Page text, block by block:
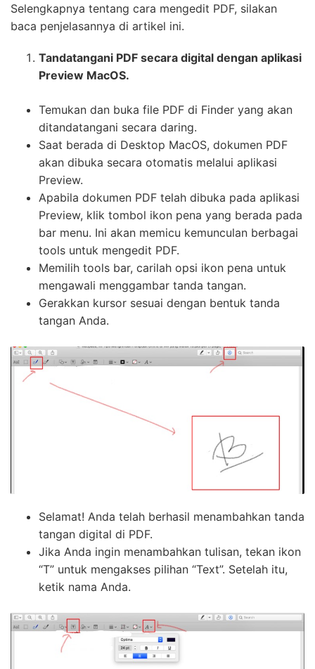
Selengkapnya tentang cara mengedit PDF, silakan
baca penjelasannya di artikel ini.
Tandatangani PDF secara digital dengan aplikasi
Preview MacOS.
Temukan dan buka file PDF di Finder yang akan
ditandatangani secara daring.
Saat berada di Desktop MacOS, dokumen PDF
akan dibuka secara otomatis melalui aplikasi
Preview.
Apabila dokumen PDF telah dibuka pada aplikasi
Preview, klik tombol ikon pena yang berada pada
bar menu. Ini akan memicu kemunculan berbagai
tools untuk mengedit PDF.
Memilih tools bar, carilah opsi ikon pena untuk
mengawali menggambar tanda tangan.
Gerakkan kursor sesuai dengan bentuk tanda
tangan Anda.
Selamat! Anda telah berhasil menambahkan tanda
tangan digital di PDF.
Jika Anda ingin menambahkan tulisan, tekan ikon
“T” untuk mengakses pilihan “Text”. Setelah itu,
ketik nama Anda.